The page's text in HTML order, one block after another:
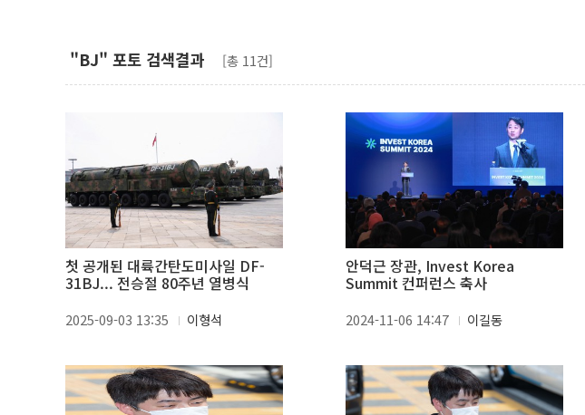
"BJ" 포토 검색결과 [총 11건]
첫 공개된 대륙간탄도미사일 DF-
31BJ... 전승절 80주년 열병식
2025-09-03 13:35 이형석
안덕근 장관, Invest Korea
Summit 컨퍼런스 축사
2024-11-06 14:47 이길동